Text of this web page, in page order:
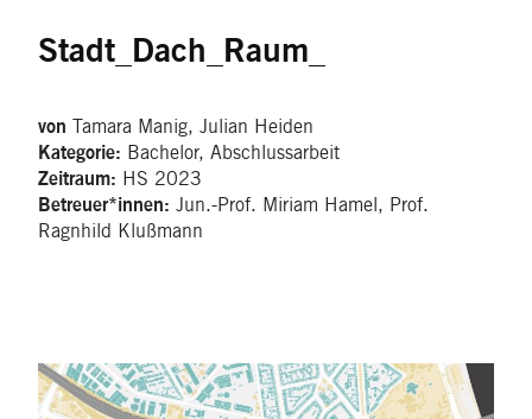
Stadt_Dach_Raum_
von Tamara Manig, Julian Heiden
Kategorie: Bachelor, Abschlussarbeit
Zeitraum: HS 2023
Betreuer*innen:Jun.-Prof. Miriam Hamel, Prof.
Ragnhild Klußmann